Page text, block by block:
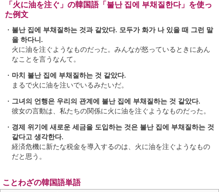
「火に油を注ぐ」の韓国語「불난 집에 부채질한다」を使っ
た例文
・ 불난 집에 부채질하는 것과 같았다. 모두가 화가 나 있을 때 그런 말
을 하다니.
火に油を注ぐようなものだった。みんなが怒っているときにあん
なことを言うなんて。
・ 마치 불난 집에 부채질하는 것 같았다.
まるで火に油を注いでいるみたいだ。
・ 그녀의 언행은 우리의 관계에 불난 집에 부채질하는 것 같았다.
彼女の言動は、私たちの関係に火に油を注ぐようなものだった。
・ 경제 위기에 새로운 세금을 도입하는 것은 불난 집에 부채질하는 것
같다고 생각한다.
経済危機に新たな税金を導入するのは、火に油を注ぐようなもの
だと思う。
ことわざの韓国語単語